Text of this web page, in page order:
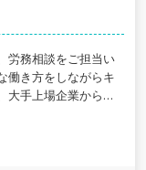
労務相談をご担当い
働き方をしながらキ
大手上場企業から中
人です。